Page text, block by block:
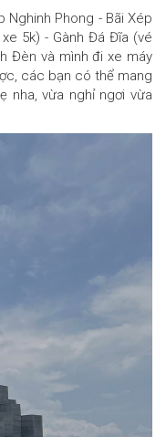
Nghinh Phong - Bãi Xép
5k) - Gành Đá Đĩa (vé
Đèn và mình đi xe máy
các bạn có thể mang
nha, vừa nghỉ ngơi vừa